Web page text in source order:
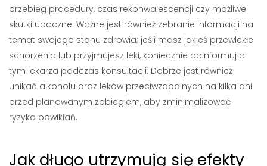
przebieg procedury, czas rekonwalescencji czy możliwe
skutki uboczne. Ważne jest również zebranie informacji na
temat swojego stanu zdrowia; jeśli masz jakieś przewlekłe
schorzenia lub przyjmujesz leki, koniecznie poinformuj o
tym lekarza podczas konsultacji. Dobrze jest również
unikać alkoholu oraz leków przeciwzapalnych na kilka dni
przed planowanym zabiegiem, aby zminimalizować
ryzyko powikłań.
Jak długo utrzymują się efekty